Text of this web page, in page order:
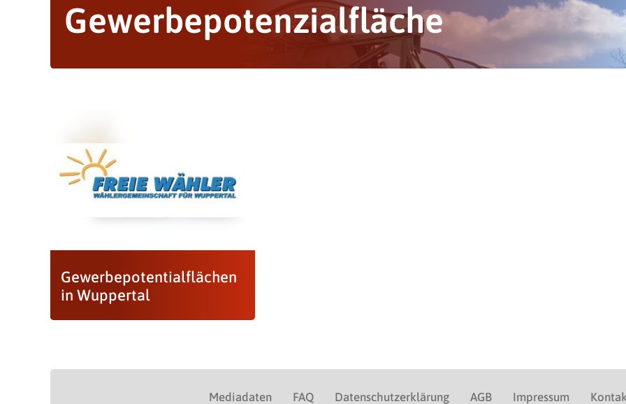
Gewerbepotenzialfläche
Gewerbepotentialflächen
in Wuppertal
Mediadaten FAQ Datenschutzerklärung AGB Impressum